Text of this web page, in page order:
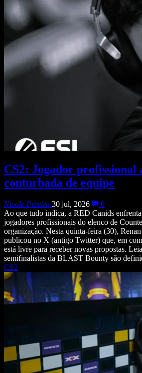
CS2: Jogador profissional
conturbada de equipe
Nicole Pereira 30 jul, 2026
0
Ao que tudo indica, a RED Canids
jogadores profissionais do elenco de
organização. Nesta quinta-feira (30),
publicou no X (antigo Twitter) que, em
está livre para receber novas propostas.
semifinalistas da BLAST Bounty são
CS2